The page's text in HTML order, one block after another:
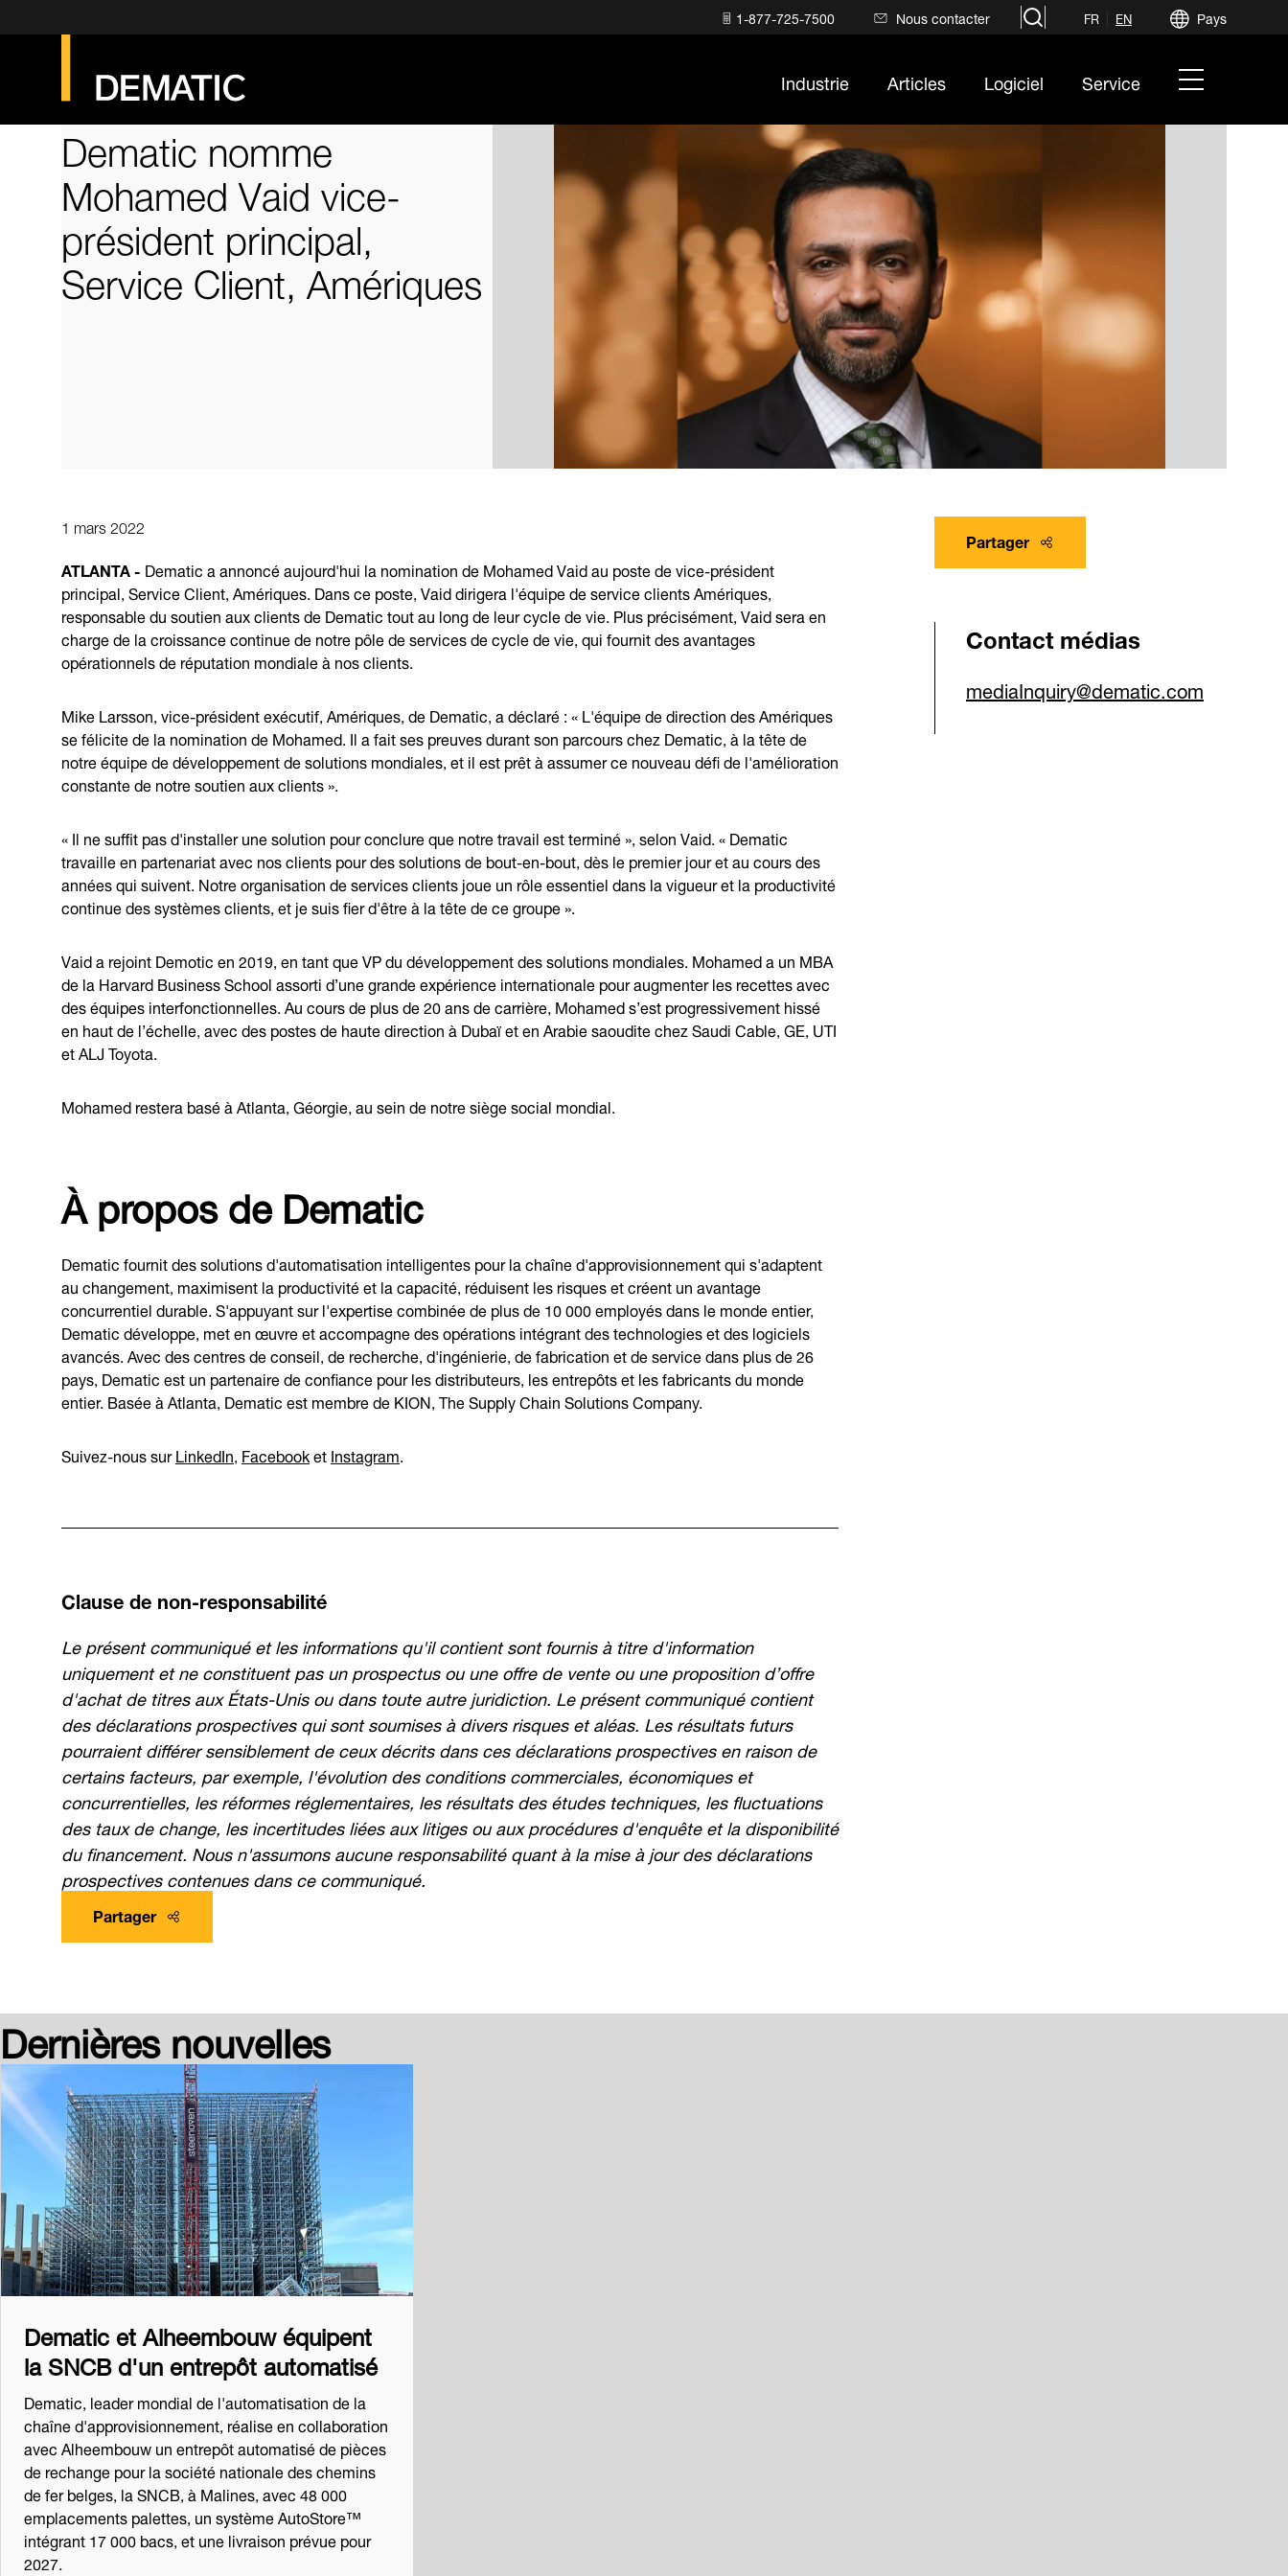
1-877-725-7500 Nous contacter search FR EN Pays
Industrie Articles Logiciel Service hamburger
menu
Dematic nomme
Mohamed Vaid vice-
président principal,
Service Client, Amériques
Partager
1 mars 2022
ATLANTA -Dematic a annoncé aujourd'hui la nomination de Mohamed Vaid au poste de vice-président
principal, Service Client, Amériques. Dans ce poste, Vaid dirigera l'équipe de service clients Amériques,
responsable du soutien aux clients de Dematic tout au long de leur cycle de vie. Plus précisément, Vaid sera en
charge de la croissance continue de notre pôle de services de cycle de vie, qui fournit des avantages
opérationnels de réputation mondiale à nos clients.
Mike Larsson, vice-président exécutif, Amériques, de Dematic, a déclaré : « L'équipe de direction des Amériques
se félicite de la nomination de Mohamed. Il a fait ses preuves durant son parcours chez Dematic, à la tête de
notre équipe de développement de solutions mondiales, et il est prêt à assumer ce nouveau défi de l'amélioration
constante de notre soutien aux clients ».
« Il ne suffit pas d'installer une solution pour conclure que notre travail est terminé », selon Vaid. « Dematic
travaille en partenariat avec nos clients pour des solutions de bout-en-bout, dès le premier jour et au cours des
années qui suivent. Notre organisation de services clients joue un rôle essentiel dans la vigueur et la productivité
continue des systèmes clients, et je suis fier d'être à la tête de ce groupe ».
Vaid a rejoint Demotic en 2019, en tant que VP du développement des solutions mondiales. Mohamed a un MBA
de la Harvard Business School assorti d’une grande expérience internationale pour augmenter les recettes avec
des équipes interfonctionnelles. Au cours de plus de 20 ans de carrière, Mohamed s’est progressivement hissé
en haut de l’échelle, avec des postes de haute direction à Dubaï et en Arabie saoudite chez Saudi Cable, GE, UTI
et ALJ Toyota.
Mohamed restera basé à Atlanta, Géorgie, au sein de notre siège social mondial.
À propos de Dematic
Dematic fournit des solutions d'automatisation intelligentes pour la chaîne d'approvisionnement qui s'adaptent
au changement, maximisent la productivité et la capacité, réduisent les risques et créent un avantage
concurrentiel durable. S'appuyant sur l'expertise combinée de plus de 10 000 employés dans le monde entier,
Dematic développe, met en œuvre et accompagne des opérations intégrant des technologies et des logiciels
avancés. Avec des centres de conseil, de recherche, d'ingénierie, de fabrication et de service dans plus de 26
pays, Dematic est un partenaire de confiance pour les distributeurs, les entrepôts et les fabricants du monde
entier. Basée à Atlanta, Dematic est membre de KION, The Supply Chain Solutions Company.
Suivez-nous surLinkedIn,FacebooketInstagram.
Clause de non-responsabilité
Le présent communiqué et les informations qu'il contient sont fournis à titre d'information
uniquement et ne constituent pas un prospectus ou une offre de vente ou une proposition d’offre
d'achat de titres aux États-Unis ou dans toute autre juridiction. Le présent communiqué contient
des déclarations prospectives qui sont soumises à divers risques et aléas. Les résultats futurs
pourraient différer sensiblement de ceux décrits dans ces déclarations prospectives en raison de
certains facteurs, par exemple, l'évolution des conditions commerciales, économiques et
concurrentielles, les réformes réglementaires, les résultats des études techniques, les fluctuations
des taux de change, les incertitudes liées aux litiges ou aux procédures d'enquête et la disponibilité
du financement. Nous n'assumons aucune responsabilité quant à la mise à jour des déclarations
prospectives contenues dans ce communiqué.
Partager
Contact médias
mediaInquiry@dematic.com
Dernières nouvelles
Dematic et Alheembouw équipent
la SNCB d'un entrepôt automatisé
Dematic, leader mondial de l'automatisation de la
chaîne d'approvisionnement, réalise en collaboration
avec Alheembouw un entrepôt automatisé de pièces
de rechange pour la société nationale des chemins
de fer belges, la SNCB, à Malines, avec 48 000
emplacements palettes, un système AutoStore™
intégrant 17 000 bacs, et une livraison prévue pour
2027.